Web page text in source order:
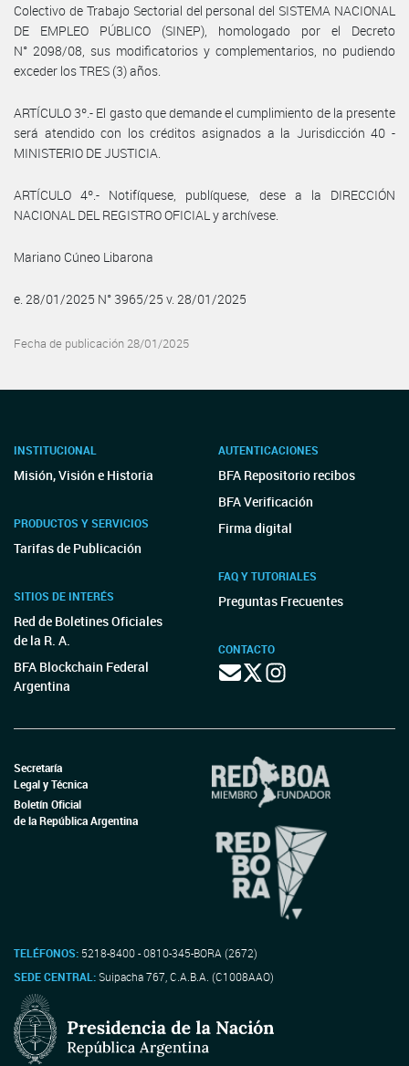
Colectivo de Trabajo Sectorial del personal del SISTEMA NACIONAL
DE EMPLEO PÚBLICO (SINEP), homologado por el Decreto
N° 2098/08, sus modificatorios y complementarios, no pudiendo
exceder los TRES (3) años.
ARTÍCULO 3º.- El gasto que demande el cumplimiento de la presente
será atendido con los créditos asignados a la Jurisdicción 40 -
MINISTERIO DE JUSTICIA.
ARTÍCULO 4º.- Notifíquese, publíquese, dese a la DIRECCIÓN
NACIONAL DEL REGISTRO OFICIAL y archívese.
Mariano Cúneo Libarona
e. 28/01/2025 N° 3965/25 v. 28/01/2025
Fecha de publicación 28/01/2025
INSTITUCIONAL
Misión, Visión e Historia
PRODUCTOS Y SERVICIOS
Tarifas de Publicación
SITIOS DE INTERÉS
Red de Boletines Oficiales
de la R. A.
BFA Blockchain Federal
Argentina
AUTENTICACIONES
BFA Repositorio recibos
BFA Verificación
Firma digital
FAQ Y TUTORIALES
Preguntas Frecuentes
CONTACTO
Secretaría
Legal y Técnica
Boletín Oficial
de la República Argentina
TELÉFONOS: 5218-8400 - 0810-345-BORA (2672)
SEDE CENTRAL:Suipacha 767, C.A.B.A. (C1008AAO)